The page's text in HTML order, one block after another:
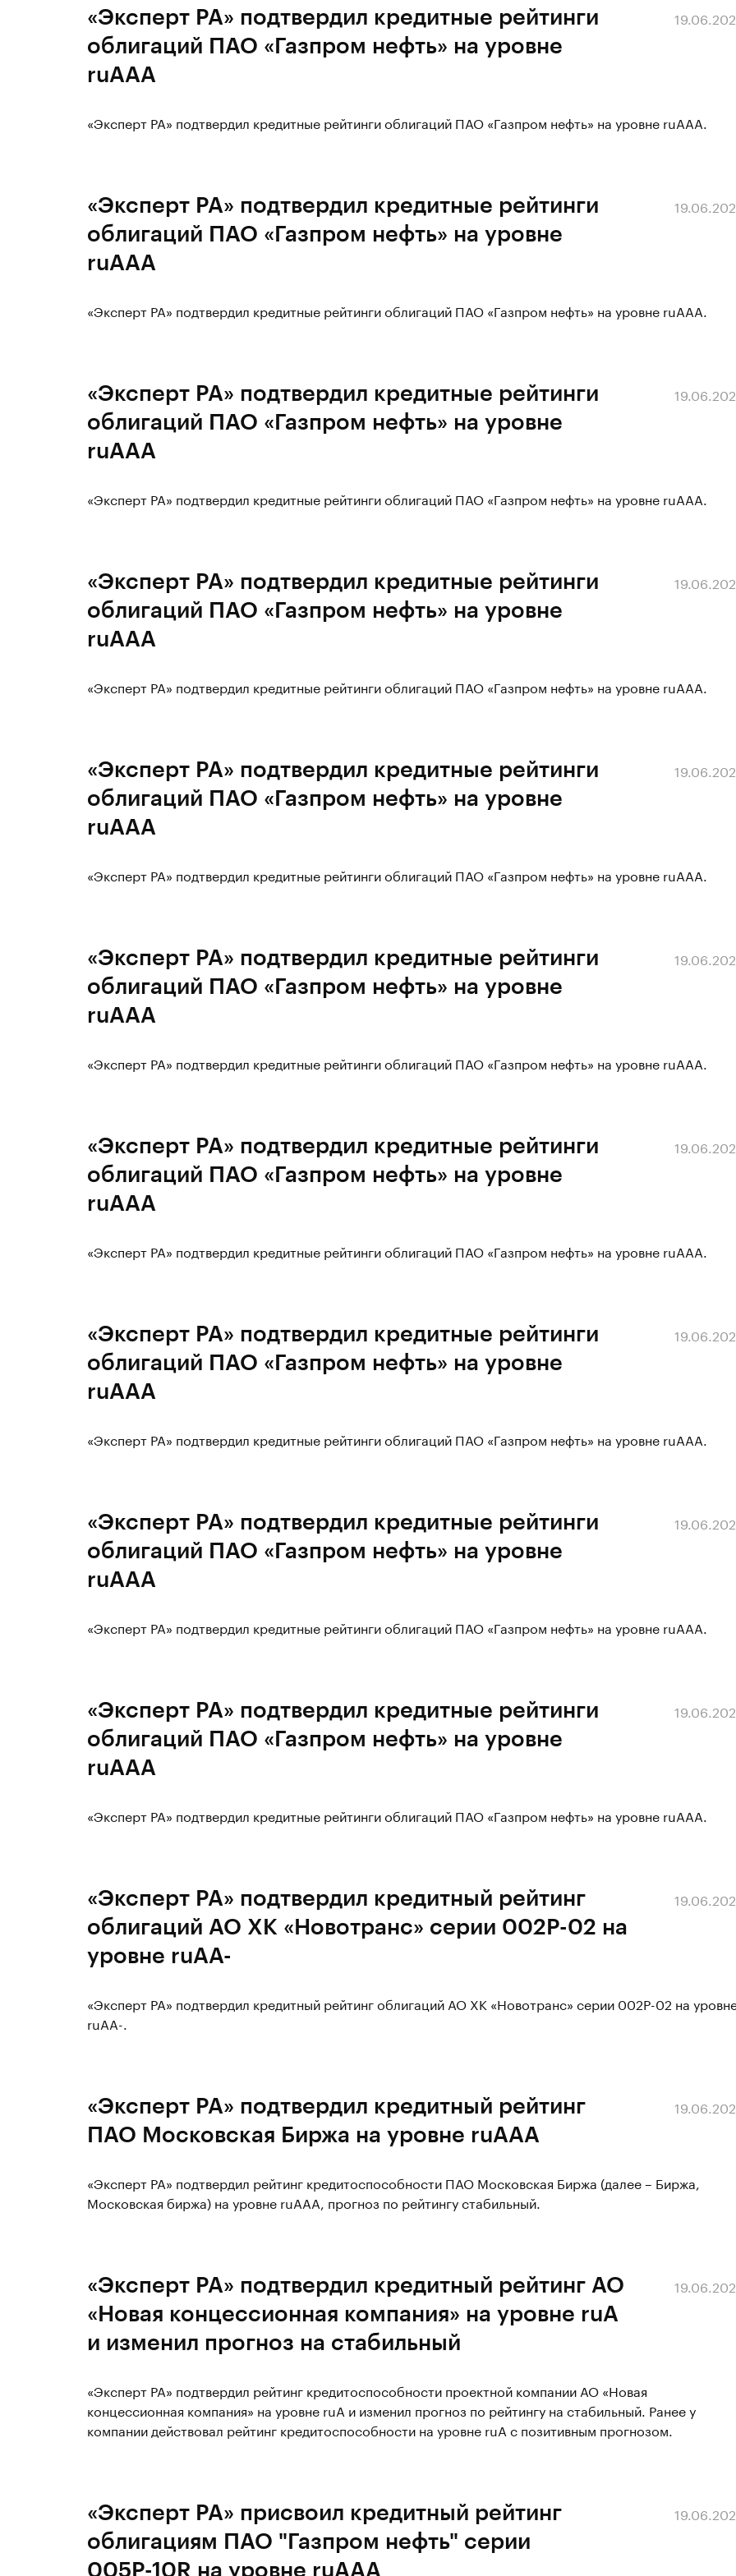
«Эксперт РА» подтвердил кредитные рейтинги
облигаций ПАО «Газпром нефть» на уровне
ruAAA
«Эксперт РА» подтвердил кредитные рейтинги облигаций ПАО «Газпром нефть» на уровне ruAAA.
«Эксперт РА» подтвердил кредитные рейтинги
облигаций ПАО «Газпром нефть» на уровне
ruAAA
«Эксперт РА» подтвердил кредитные рейтинги облигаций ПАО «Газпром нефть» на уровне ruAAA.
«Эксперт РА» подтвердил кредитные рейтинги
облигаций ПАО «Газпром нефть» на уровне
ruAAA
«Эксперт РА» подтвердил кредитные рейтинги облигаций ПАО «Газпром нефть» на уровне ruAAA.
«Эксперт РА» подтвердил кредитные рейтинги
облигаций ПАО «Газпром нефть» на уровне
ruAAA
«Эксперт РА» подтвердил кредитные рейтинги облигаций ПАО «Газпром нефть» на уровне ruAAA.
«Эксперт РА» подтвердил кредитные рейтинги
облигаций ПАО «Газпром нефть» на уровне
ruAAA
«Эксперт РА» подтвердил кредитные рейтинги облигаций ПАО «Газпром нефть» на уровне ruAAA.
«Эксперт РА» подтвердил кредитные рейтинги
облигаций ПАО «Газпром нефть» на уровне
ruAAA
«Эксперт РА» подтвердил кредитные рейтинги облигаций ПАО «Газпром нефть» на уровне ruAAA.
«Эксперт РА» подтвердил кредитные рейтинги
облигаций ПАО «Газпром нефть» на уровне
ruAAA
«Эксперт РА» подтвердил кредитные рейтинги облигаций ПАО «Газпром нефть» на уровне ruAAA.
«Эксперт РА» подтвердил кредитные рейтинги
облигаций ПАО «Газпром нефть» на уровне
ruAAA
«Эксперт РА» подтвердил кредитные рейтинги облигаций ПАО «Газпром нефть» на уровне ruAAA.
«Эксперт РА» подтвердил кредитные рейтинги
облигаций ПАО «Газпром нефть» на уровне
ruAAA
«Эксперт РА» подтвердил кредитные рейтинги облигаций ПАО «Газпром нефть» на уровне ruAAA.
«Эксперт РА» подтвердил кредитные рейтинги
облигаций ПАО «Газпром нефть» на уровне
ruAAA
«Эксперт РА» подтвердил кредитные рейтинги облигаций ПАО «Газпром нефть» на уровне ruAAA.
«Эксперт РА» подтвердил кредитный рейтинг
облигаций АО ХК «Новотранс» серии 002Р-02 на
уровне ruAA-
«Эксперт РА» подтвердил кредитный рейтинг облигаций АО ХК «Новотранс» серии 002Р-02 на
ruAA-.
«Эксперт РА» подтвердил кредитный рейтинг
ПАО Московская Биржа на уровне ruAAA
«Эксперт РА» подтвердил рейтинг кредитоспособности ПАО Московская Биржа (далее – Биржа,
Московская биржа) на уровне ruAAA, прогноз по рейтингу стабильный.
«Эксперт РА» подтвердил кредитный рейтинг АО
«Новая концессионная компания» на уровне ruA
и изменил прогноз на стабильный
«Эксперт РА» подтвердил рейтинг кредитоспособности проектной компании АО «Новая
концессионная компания» на уровне ruA и изменил прогноз по рейтингу на стабильный. Ранее у
компании действовал рейтинг кредитоспособности на уровне ruA с позитивным прогнозом.
«Эксперт РА» присвоил кредитный рейтинг
облигациям ПАО "Газпром нефть" серии
005Р-10R на уровне ruAAA